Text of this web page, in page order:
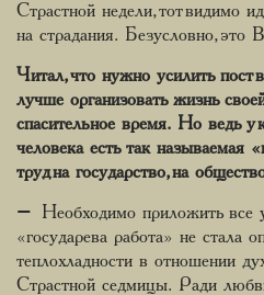
Страстной недели, тот видимо
на страдания. Безусловно, это
Читал, что нужно усилить пост
лучше организовать жизнь
спасительное время. Но ведь у
человека есть так называемая
труд на государство, на
– Необходимо приложить все
«государева работа» не стала
теплохладности в отношении
Страстной седмицы. Ради